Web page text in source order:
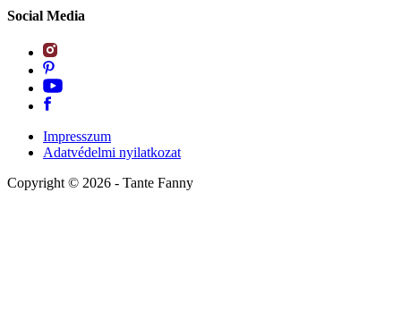
Social Media
Impresszum
Adatvédelmi nyilatkozat
Copyright © 2026 - Tante Fanny